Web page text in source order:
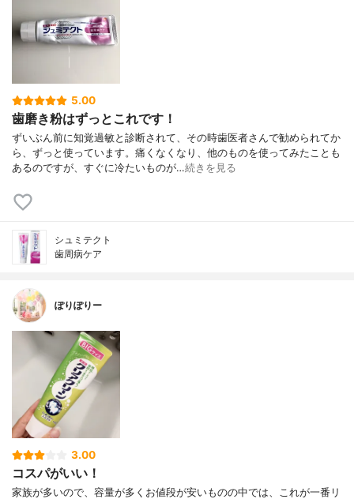
5.00
歯磨き粉はずっとこれです！
ずいぶん前に知覚過敏と診断されて、その時歯医者さんで勧められてか
ら、ずっと使っています。痛くなくなり、他のものを使ってみたことも
あるのですが、すぐに冷たいものが…続きを見る
シュミテクト
歯周病ケア
ぽりぽりー
3.00
コスパがいい！
家族が多いので、容量が多くお値段が安いものの中では、これが一番リ